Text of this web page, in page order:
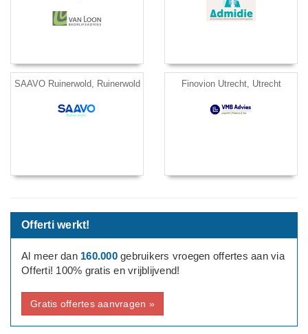
SAAVO Ruinerwold, Ruinerwold Finovion Utrecht, Utrecht
Offerti werkt!
Al meer dan 160.000gebruikers vroegen offertes aan via
Offerti! 100% gratis en vrijblijvend!
Gratis offertes aanvragen »